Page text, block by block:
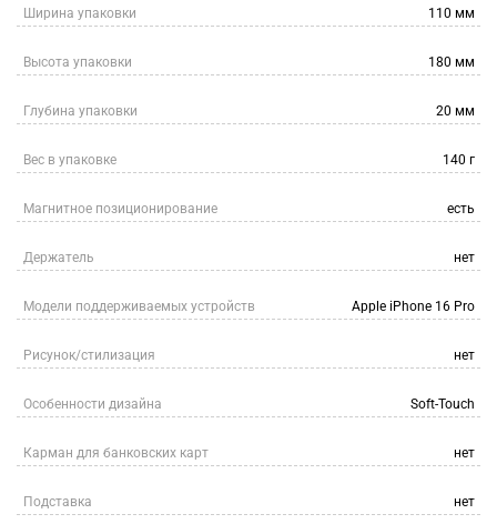
Ширина упаковки 110 мм
Высота упаковки 180 мм
Глубина упаковки 20 мм
Вес в упаковке 140 г
Магнитное позиционирование есть
Держатель нет
Модели поддерживаемых устройств Apple iPhone 16 Pro
Рисунок/стилизация нет
Особенности дизайна Soft-Touch
Карман для банковских карт нет
Подставка нет